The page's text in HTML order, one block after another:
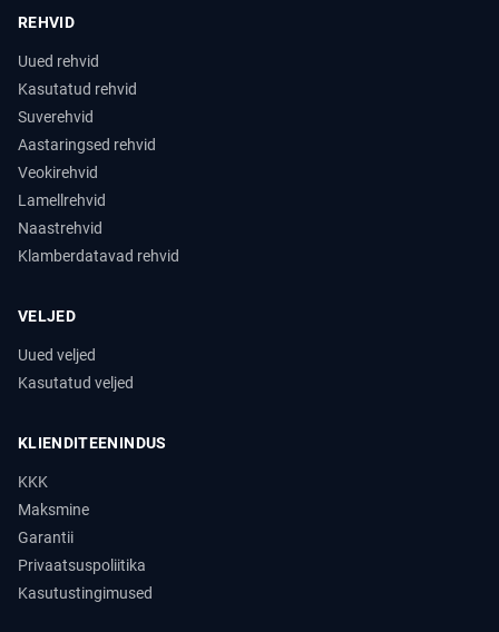
REHVID
Uued rehvid
Kasutatud rehvid
Suverehvid
Aastaringsed rehvid
Veokirehvid
Lamellrehvid
Naastrehvid
Klamberdatavad rehvid
VELJED
Uued veljed
Kasutatud veljed
KLIENDITEENINDUS
KKK
Maksmine
Garantii
Privaatsuspoliitika
Kasutustingimused